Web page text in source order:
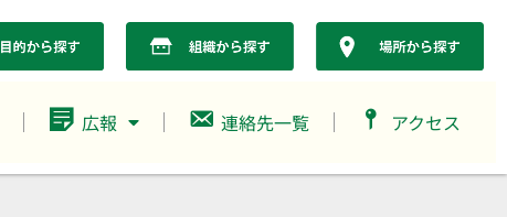
広報 連絡先一覧 アクセス